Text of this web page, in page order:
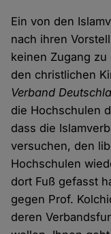
Ein von den
nach ihren
keinen Zugang
den christlichen
Verband
die Hochschulen
dass die
versuchen, den
Hochschulen
dort Fuß gefasst
gegen Prof.
deren